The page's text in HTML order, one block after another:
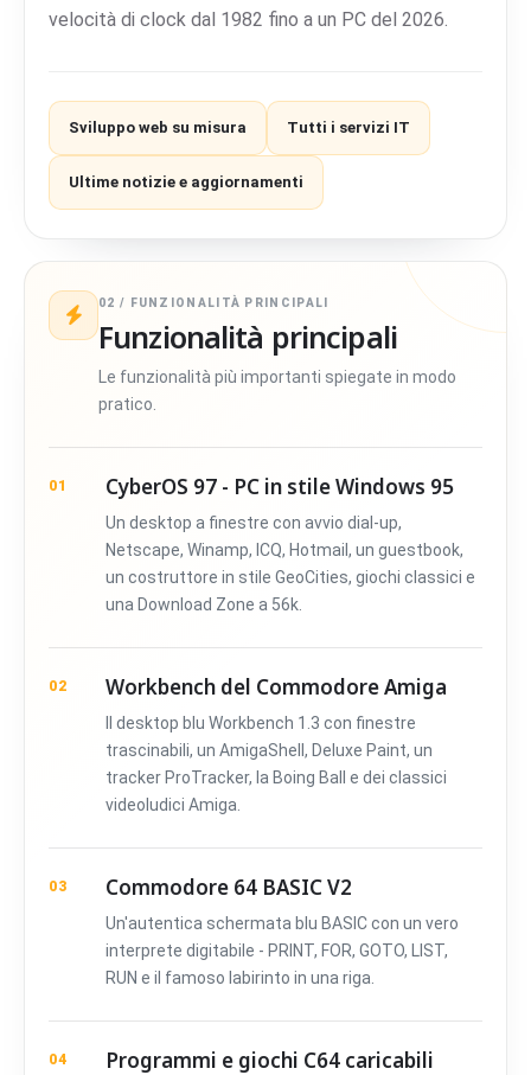
velocità di clock dal 1982 fino a un PC del 2026.
Sviluppo web su misura Tutti i servizi IT
Ultime notizie e aggiornamenti
02 / FUNZIONALITÀ PRINCIPALI
Funzionalità principali
Le funzionalità più importanti spiegate in modo
pratico.
01 CyberOS 97 - PC in stile Windows 95
Un desktop a finestre con avvio dial-up,
Netscape, Winamp, ICQ, Hotmail, un guestbook,
un costruttore in stile GeoCities, giochi classici e
una Download Zone a 56k.
02 Workbench del Commodore Amiga
Il desktop blu Workbench 1.3 con finestre
trascinabili, un AmigaShell, Deluxe Paint, un
tracker ProTracker, la Boing Ball e dei classici
videoludici Amiga.
03 Commodore 64 BASIC V2
Un'autentica schermata blu BASIC con un vero
interprete digitabile - PRINT, FOR, GOTO, LIST,
RUN e il famoso labirinto in una riga.
04 Programmi e giochi C64 caricabili